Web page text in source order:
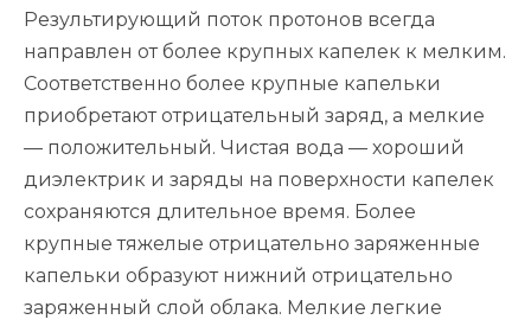
Результирующий поток протонов всегда
направлен от более крупных капелек к мелким.
Соответственно более крупные капельки
приобретают отрицательный заряд, а мелкие
— положительный. Чистая вода — хороший
диэлектрик и заряды на поверхности капелек
сохраняются длительное время. Более
крупные тяжелые отрицательно заряженные
капельки образуют нижний отрицательно
заряженный слой облака. Мелкие легкие